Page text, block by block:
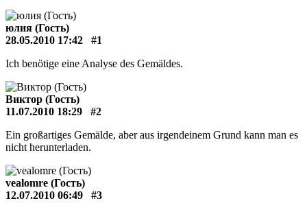
юлия (Гость)
28.05.2010 17:42
#1
Ich benötige eine Analyse des Gemäldes.
Виктор (Гость)
11.07.2010 18:29
#2
Ein großartiges Gemälde, aber aus irgendeinem Grund kann man es
nicht herunterladen.
vealomre (Гость)
12.07.2010 06:49
#3